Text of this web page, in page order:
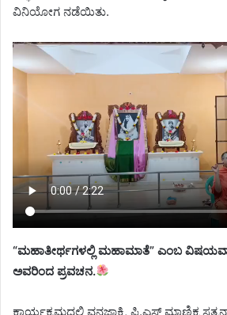
ವಿನಿಯೋಗ ನಡೆಯಿತು.
“ಮಹಾತೀರ್ಥಗಳಲ್ಲಿ ಮಹಾಮಾತೆ” ಎಂಬ
ಅವರಿಂದ ಪ್ರವಚನ.
ಕಾರ್ಯಕ್ರಮದಲ್ಲಿ ವನಜಾಕ್ಷಿ, ಪಿ.ಎಸ್ ಮಾಣಿಕ್ಯ